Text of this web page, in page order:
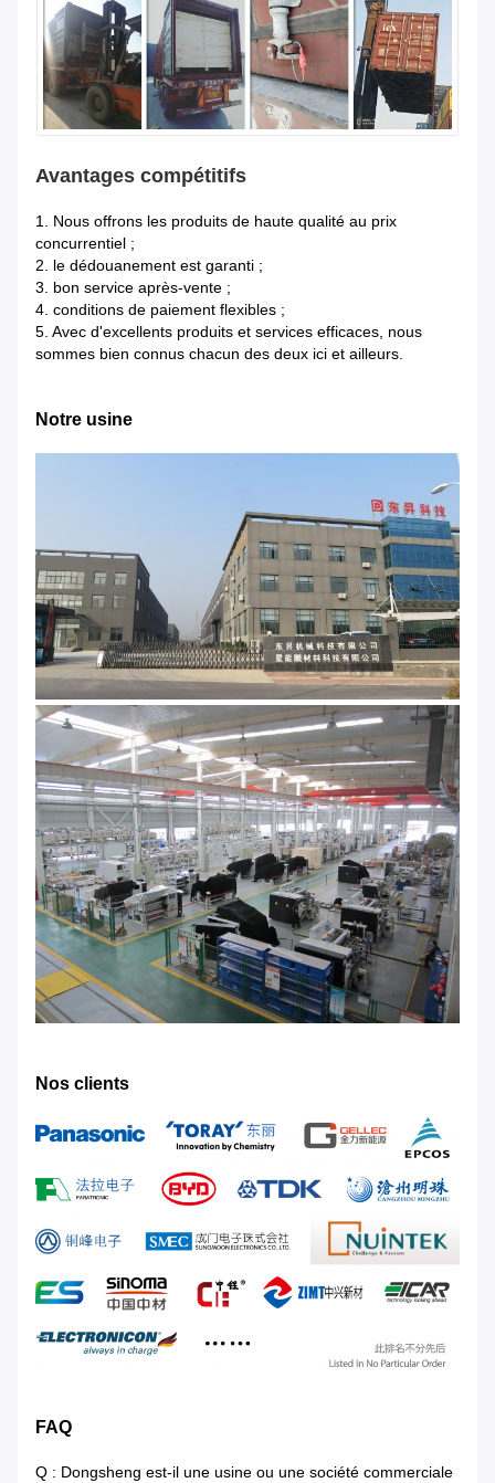
Avantages compétitifs
1. Nous offrons les produits de haute qualité au prix
concurrentiel ;
2. le dédouanement est garanti ;
3. bon service après-vente ;
4. conditions de paiement flexibles ;
5. Avec d'excellents produits et services efficaces, nous
sommes bien connus chacun des deux ici et ailleurs.
Notre usine
Nos clients
FAQ
Q : Dongsheng est-il une usine ou une société commerciale